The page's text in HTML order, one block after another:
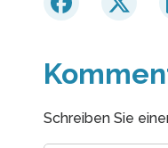
Schreiben Sie